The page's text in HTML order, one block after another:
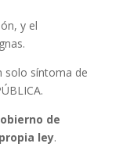
y el
solo síntoma de
de
ley.